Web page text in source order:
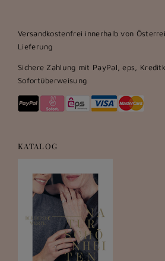
Versandkostenfrei innerhalb von
Lieferung
Sichere Zahlung mit PayPal, eps,
Sofortüberweisung
KATALOG